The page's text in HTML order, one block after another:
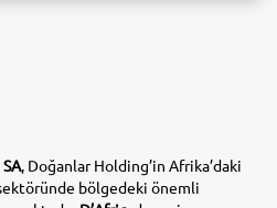
, Doğanlar Holding’in Afrika’daki
bölgedeki önemli